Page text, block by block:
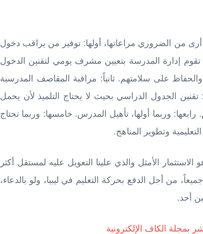
من الضروري مراعاتها، أولها: توفير من يراقب دخول
تقوم إدارة المدرسة بتعيين مشرف يومي لتقنين الدخول
والحفاظ على سلامتهم. ثانياً: مراقبة المقاصف المدرسية
تقنين الجدول الدراسي بحيث لا يحتاج التلميذ لأن يحمل
من 10 كيلوجرام. رابعها: وربما أولها، تأهيل المدرس. خامسها: وربما تحتاج
وتطوير المناهج.
الاستثمار الأمثل والذي علينا التعويل عليه لمستقل أكثر
من أجل الدفع بحركة التعليم في ليبيا، ولو بالدعاء،
أحد.
بمجلة الكاف الإلكترونية